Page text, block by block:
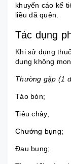
khuyến cáo kế
liều đã quên.
Tác dụng
Khi sử dụng
dụng không
Thường gặp (1
Táo bón;
Tiêu chảy;
Chướng bụng;
Đau bụng;